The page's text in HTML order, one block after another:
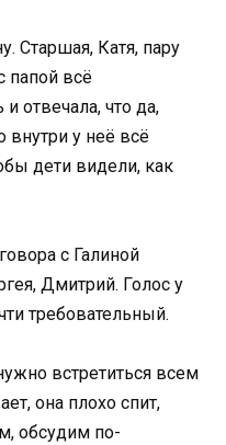
Старшая, Катя, пару
папой всё
отвечала, что да,
внутри у неё всё
дети видели, как
с Галиной
Дмитрий. Голос у
требовательный.
встретиться всем
она плохо спит,
обсудим по-